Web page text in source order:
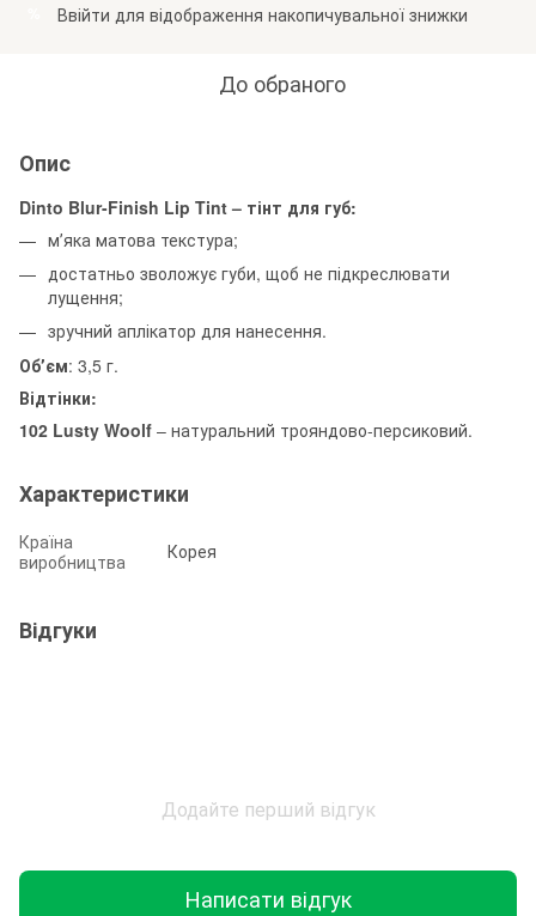
Ввійти для відображення накопичувальної знижки
До обраного
Опис
Dinto Blur-Finish Lip Tint – тінт для губ:
мʼяка матова текстура;
достатньо зволожує губи, щоб не підкреслювати
лущення;
зручний аплікатор для нанесення.
Обʼєм: 3,5 г.
Відтінки:
102 Lusty Woolf – натуральний трояндово-персиковий.
Характеристики
Країна
виробництва
Корея
Відгуки
Додайте перший відгук
Написати відгук